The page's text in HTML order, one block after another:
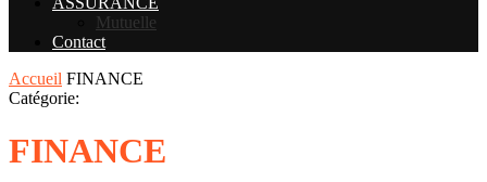
Mutuelle
Contact
Accueil FINANCE
Catégorie:
FINANCE